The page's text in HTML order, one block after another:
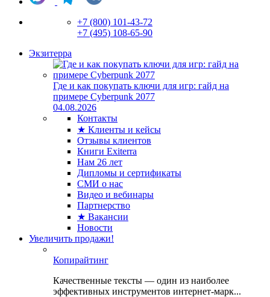
+7 (800) 101-43-72
+7 (495) 108-65-90
Экзитерра
Где и как покупать ключи для игр: гайд на
примере Cyberpunk 2077
04.08.2026
Контакты
★ Клиенты и кейсы
Отзывы клиентов
Книги Exiterra
Нам 26 лет
Дипломы и сертификаты
СМИ о нас
Видео и вебинары
Партнерство
★ Вакансии
Новости
Увеличить продажи!
Копирайтинг
Качественные тексты — один из наиболее
эффективных инструментов интернет-марк...